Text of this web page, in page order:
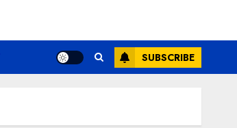
SUBSCRIBE